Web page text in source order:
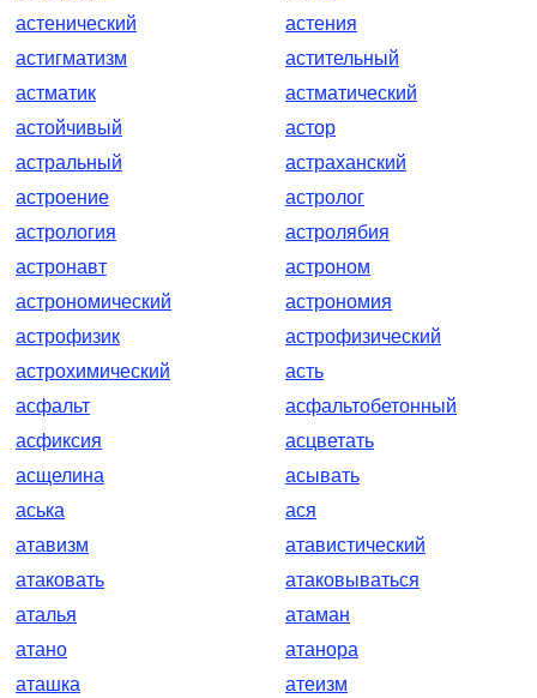
астенический
астения
астигматизм
астительный
астматик
астматический
астойчивый
астор
астральный
астраханский
астроение
астролог
астрология
астролябия
астронавт
астроном
астрономический
астрономия
астрофизик
астрофизический
астрохимический
асть
асфальт
асфальтобетонный
асфиксия
асцветать
асщелина
асывать
аська
ася
атавизм
атавистический
атаковать
атаковываться
аталья
атаман
атано
атанора
аташка
атеизм